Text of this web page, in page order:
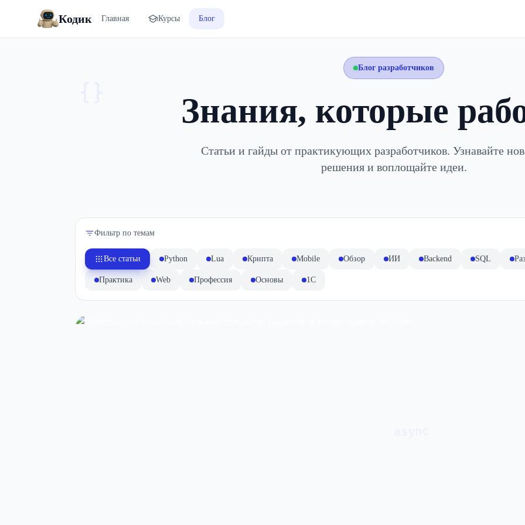
Кодик Главная Курсы Блог
Блог разработчиков
Знания, которые
Статьи и гайды от практикующих разработчиков. Узнавайте
решения и воплощайте идеи.
Фильтр по темам
Все статьи Python Lua Крипта Mobile Обзор ИИ Backend SQL
Практика Web Профессия Основы 1C